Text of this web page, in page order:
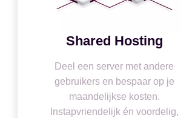
Shared Hosting
Deel een server met andere
gebruikers en bespaar op je
maandelijkse kosten.
Instapvriendelijk én voordelig,